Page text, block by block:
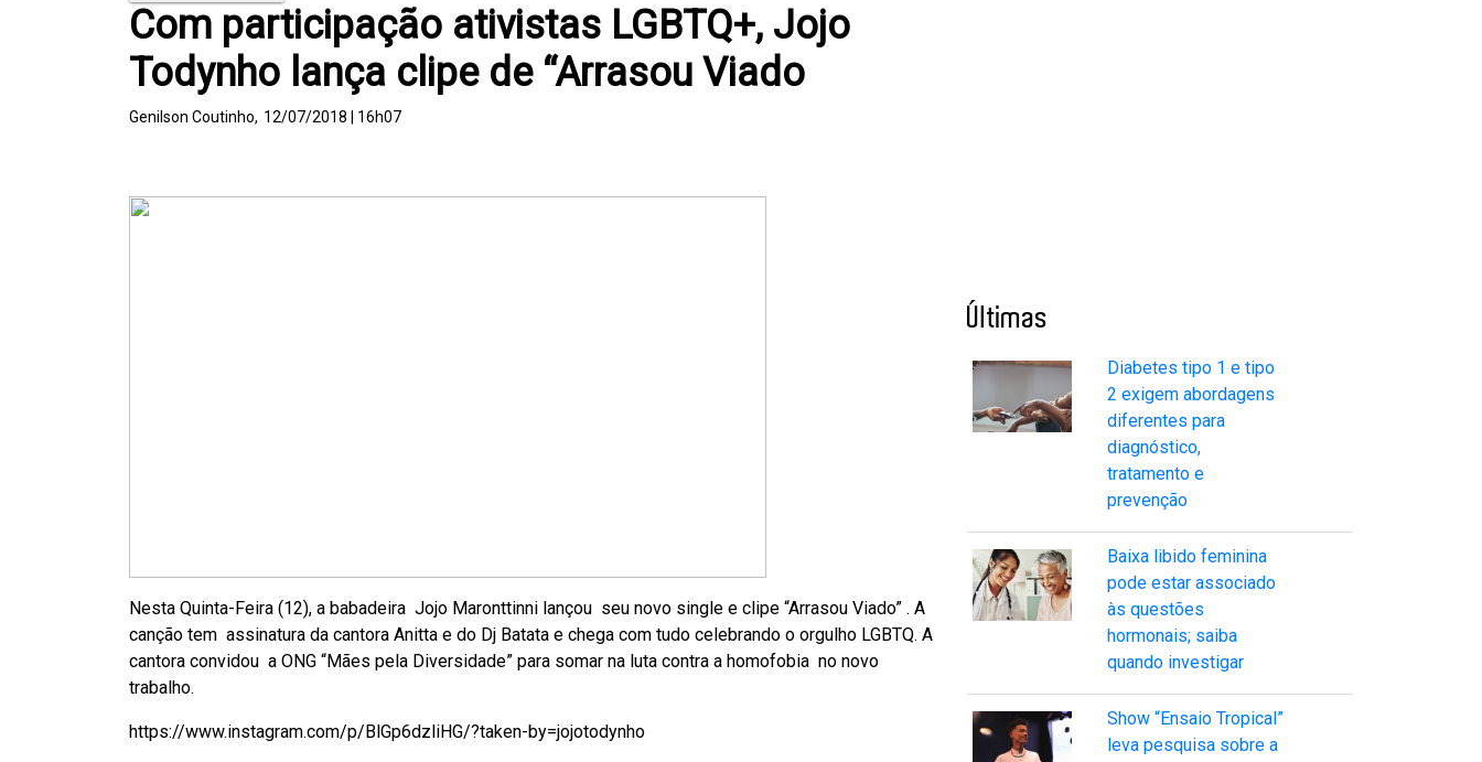
Com participação ativistas LGBTQ+, Jojo
Todynho lança clipe de “Arrasou Viado
Genilson Coutinho, 12/07/2018 | 16h07
Nesta Quinta-Feira (12), a babadeira Jojo Maronttinni lançou seu novo single e clipe “Arrasou Viado” . A
canção tem assinatura da cantora Anitta e do Dj Batata e chega com tudo celebrando o orgulho LGBTQ. A
cantora convidou a ONG “Mães pela Diversidade” para somar na luta contra a homofobia no novo
trabalho.
https://www.instagram.com/p/BlGp6dzliHG/?taken-by=jojotodynho
Últimas
Diabetes tipo 1 e tipo
2 exigem abordagens
diferentes para
diagnóstico,
tratamento e
prevenção
Baixa libido feminina
pode estar associado
às questões
hormonais; saiba
quando investigar
Show “Ensaio Tropical”
leva pesquisa sobre a